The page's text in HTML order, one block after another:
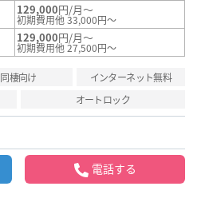
129,000円/月～
初期費用他 33,000円～
129,000円/月～
初期費用他 27,500円～
同棲向け
インターネット無料
オートロック
電話する